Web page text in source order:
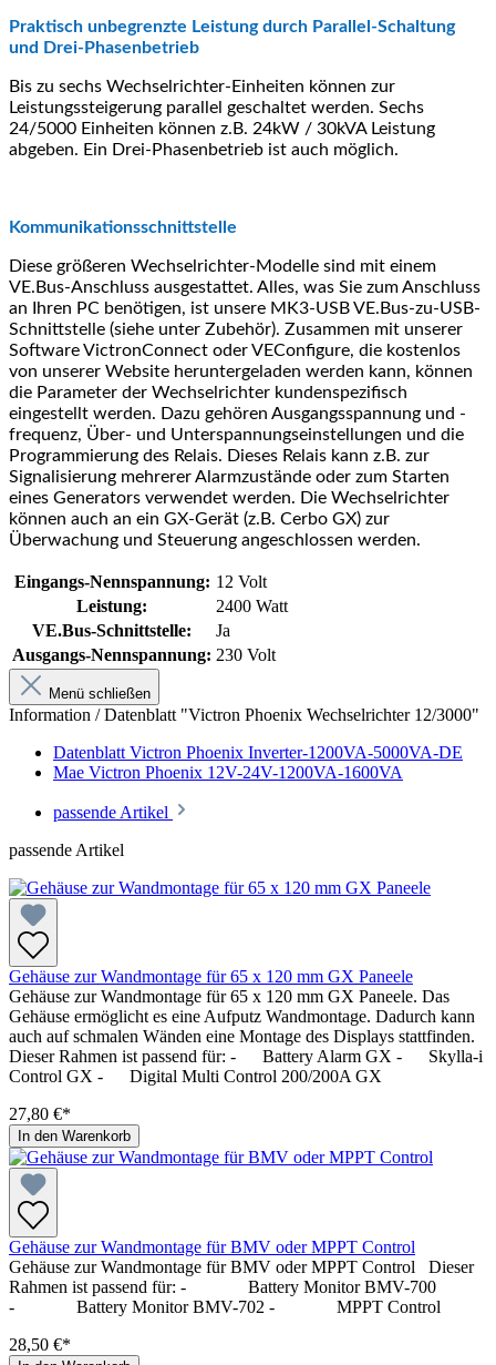
Praktisch unbegrenzte Leistung durch Parallel-Schaltung
und Drei-Phasenbetrieb
Bis zu sechs Wechselrichter-Einheiten können zur
Leistungssteigerung parallel geschaltet werden. Sechs
24/5000 Einheiten können z.B. 24kW / 30kVA Leistung
abgeben. Ein Drei-Phasenbetrieb ist auch möglich.
Kommunikationsschnittstelle
Diese größeren Wechselrichter-Modelle sind mit einem
VE.Bus-Anschluss ausgestattet. Alles, was Sie zum Anschluss
an Ihren PC benötigen, ist unsere MK3-USB VE.Bus-zu-USB-
Schnittstelle (siehe unter Zubehör). Zusammen mit unserer
Software VictronConnect oder VEConfigure, die kostenlos
von unserer Website heruntergeladen werden kann, können
die Parameter der Wechselrichter kundenspezifisch
eingestellt werden. Dazu gehören Ausgangsspannung und -
frequenz, Über- und Unterspannungseinstellungen und die
Programmierung des Relais. Dieses Relais kann z.B. zur
Signalisierung mehrerer Alarmzustände oder zum Starten
eines Generators verwendet werden. Die Wechselrichter
können auch an ein GX-Gerät (z.B. Cerbo GX) zur
Überwachung und Steuerung angeschlossen werden.
Eingangs-Nennspannung: 12 Volt
Leistung:
2400 Watt
VE.Bus-Schnittstelle:
Ja
Ausgangs-Nennspannung: 230 Volt
Menü schließen
Information / Datenblatt "Victron Phoenix Wechselrichter 12/3000"
Datenblatt Victron Phoenix Inverter-1200VA-5000VA-DE
Mae Victron Phoenix 12V-24V-1200VA-1600VA
passende Artikel
passende Artikel
Gehäuse zur Wandmontage für 65 x 120 mm GX Paneele
Gehäuse zur Wandmontage für 65 x 120 mm GX Paneele. Das
Gehäuse ermöglicht es eine Aufputz Wandmontage. Dadurch kann
auch auf schmalen Wänden eine Montage des Displays stattfinden.
Dieser Rahmen ist passend für: - Battery Alarm GX - Skylla-i
Control GX - Digital Multi Control 200/200A GX
27,80 €*
In den Warenkorb
Gehäuse zur Wandmontage für BMV oder MPPT Control
Gehäuse zur Wandmontage für BMV oder MPPT Control Dieser
Rahmen ist passend für: - Battery Monitor BMV-700
- Battery Monitor BMV-702 - MPPT Control
28,50 €*